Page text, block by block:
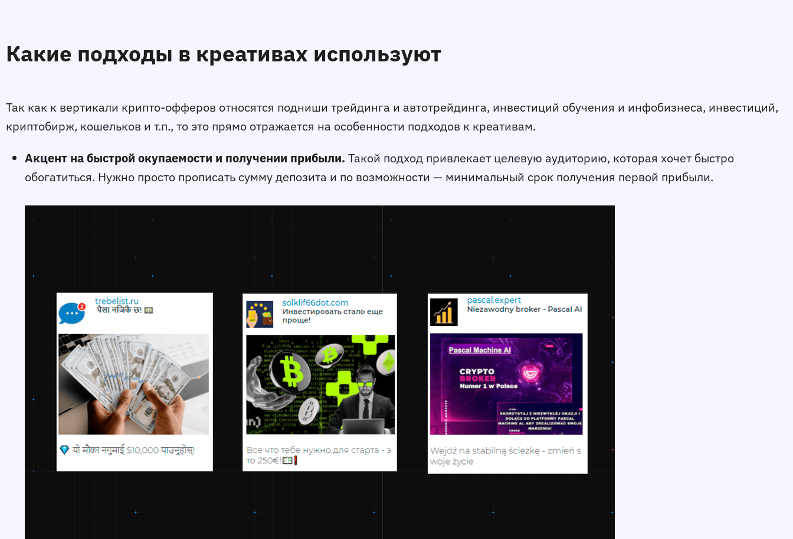
Какие подходы в креативах используют
Так как к вертикали крипто-офферов относятся подниши трейдинга и автотрейдинга, инвестиций обучения и инфобизнеса, инвестиций,
криптобирж, кошельков и т.п., то это прямо отражается на особенности подходов к креативам.
Акцент на быстрой окупаемости и получении прибыли. Такой подход привлекает целевую аудиторию, которая хочет быстро
обогатиться. Нужно просто прописать сумму депозита и по возможности — минимальный срок получения первой прибыли.